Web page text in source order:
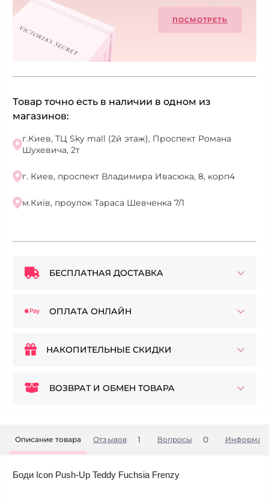
ПОСМОТРЕТЬ
Товар точно есть в наличии в одном из
магазинов:
г.Киев, ТЦ Sky mall (2й этаж), Проспект Романа
Шухевича, 2т
г. Киев, проспект Владимира Ивасюка, 8, корп4
м.Київ, проулок Тараса Шевченка 7/1
БЕСПЛАТНАЯ ДОСТАВКА
ОПЛАТА ОНЛАЙН
НАКОПИТЕЛЬНЫЕ СКИДКИ
ВОЗВРАТ И ОБМЕН ТОВАРА
Описание товара Отзывов 1 Вопросы 0
Боди Icon Push-Up Teddy Fuchsia Frenzy